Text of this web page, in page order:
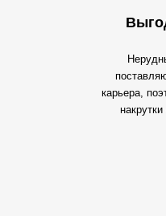
карьера,